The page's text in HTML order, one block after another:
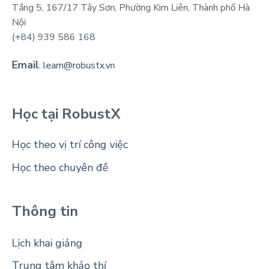
Tầng 5, 167/17 Tây Sơn, Phường Kim Liên, Thành phố Hà
Nội
(+84) 939 586 168
Email: learn@robustx.vn
Học tại RobustX
Học theo vị trí công việc
Học theo chuyên đề
Thông tin
Lịch khai giảng
Trung tâm khảo thí